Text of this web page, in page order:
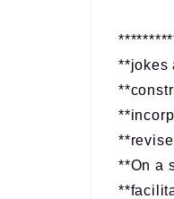
**jokes
**On a